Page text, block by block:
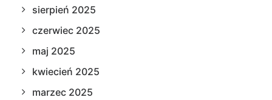
sierpień 2025
czerwiec 2025
maj 2025
kwiecień 2025
marzec 2025